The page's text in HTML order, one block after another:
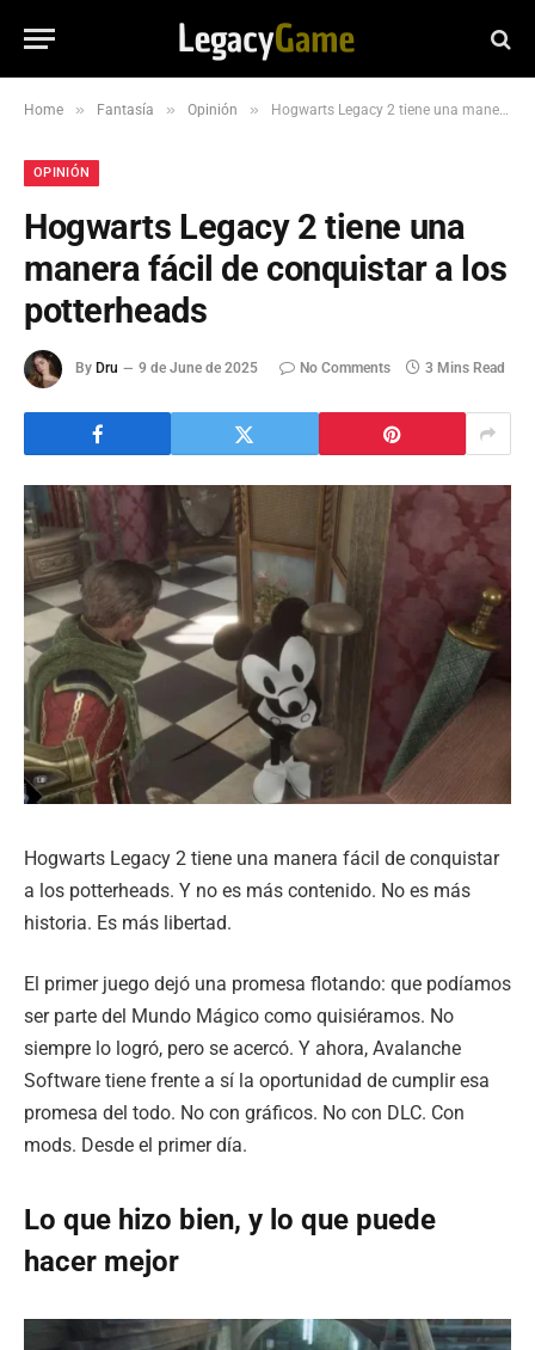
Home » Fantasía » Opinión » Hogwarts Legacy 2 tiene una manera fácil de conquistar a los potterheads
OPINIÓN
Hogwarts Legacy 2 tiene una
manera fácil de conquistar a los
potterheads
By Dru 9 de June de 2025 No Comments 3 Mins Read
Hogwarts Legacy 2 tiene una manera fácil de conquistar
a los potterheads. Y no es más contenido. No es más
historia. Es más libertad.
El primer juego dejó una promesa flotando: que podíamos
ser parte del Mundo Mágico como quisiéramos. No
siempre lo logró, pero se acercó. Y ahora, Avalanche
Software tiene frente a sí la oportunidad de cumplir esa
promesa del todo. No con gráficos. No con DLC. Con
mods. Desde el primer día.
Lo que hizo bien, y lo que puede
hacer mejor